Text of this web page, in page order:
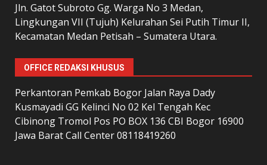
Jln. Gatot Subroto Gg. Warga No 3 Medan,
Lingkungan VII (Tujuh) Kelurahan Sei Putih Timur II,
Kecamatan Medan Petisah – Sumatera Utara.
OFFICE REDAKSI KHUSUS
Perkantoran Pemkab Bogor Jalan Raya Dady
Kusmayadi GG Kelinci No 02 Kel Tengah Kec
Cibinong Tromol Pos PO BOX 136 CBI Bogor 16900
Jawa Barat Call Center 08118419260